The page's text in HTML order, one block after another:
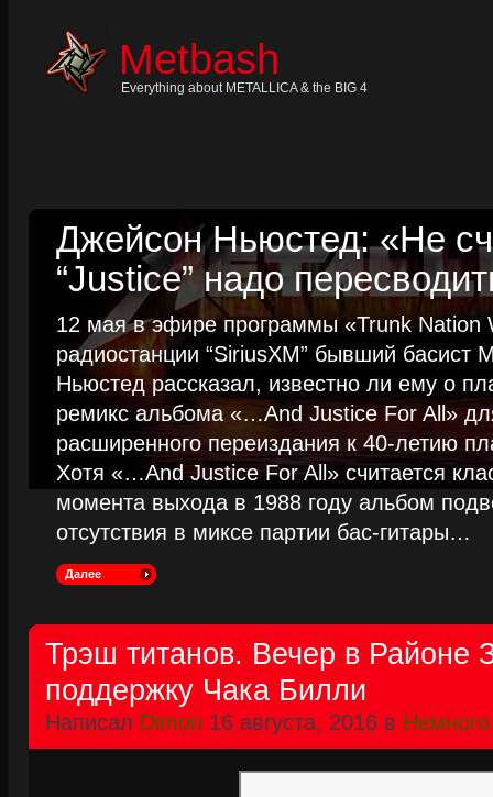
Metbash
Everything about METALLICA & the BIG 4
Джейсон Ньюстед: «Не
“Justice” надо
12 мая в эфире программы «Trunk Nation
радиостанции “SiriusXM” бывший басист
Ньюстед рассказал, известно ли ему о
ремикс альбома «…And Justice For All»
расширенного переиздания к 40-летию
Хотя «…And Justice For All» считается
момента выхода в 1988 году альбом
отсутствия в миксе партии бас-гитары…
Далее
Трэш титанов. Вечер в Районе
поддержку Чака Билли
Написал Dimon 16 августа, 2016 в